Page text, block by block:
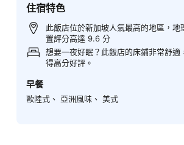
住宿特色
此飯店位於新加坡人氣最高的地區，地
置評分高達 9.6 分
想要一夜好眠？此飯店的床鋪非常舒適
得高分好評。
早餐
歐陸式、 亞洲風味、 美式